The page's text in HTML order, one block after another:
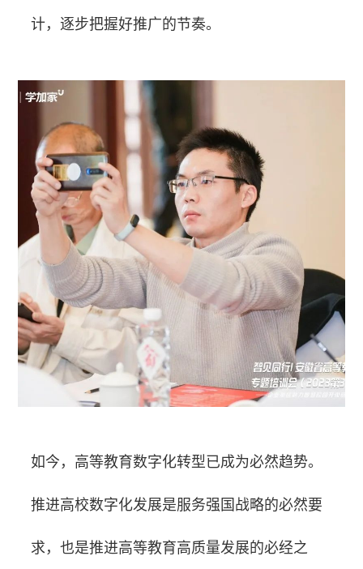
计，逐步把握好推广的节奏。
如今，高等教育数字化转型已成为必然趋势。
推进高校数字化发展是服务强国战略的必然要
求，也是推进高等教育高质量发展的必经之